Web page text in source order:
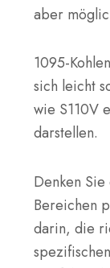
aber
1095-
sich leicht
wie S110V
darstellen.
Denken
Bereichen
darin, die